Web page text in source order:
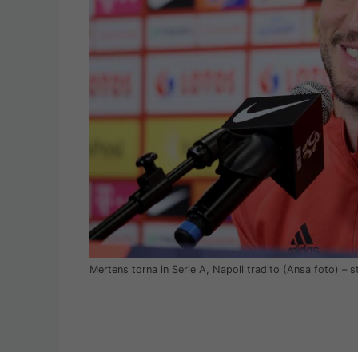
Mertens torna in Serie A, Napoli tradito (Ansa foto) –